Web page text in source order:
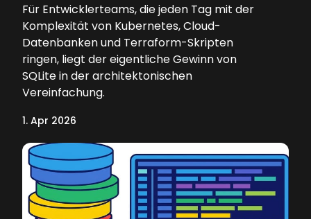
Für Entwicklerteams, die jeden Tag mit der
Komplexität von Kubernetes, Cloud-
Datenbanken und Terraform-Skripten
ringen, liegt der eigentliche Gewinn von
SQLite in der architektonischen
Vereinfachung.
1. Apr 2026